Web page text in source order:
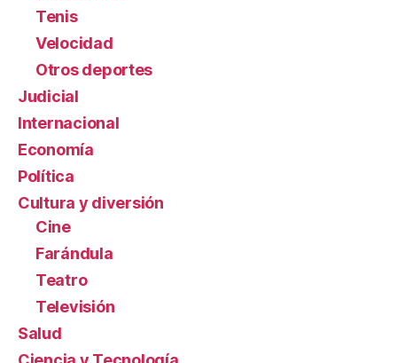
Tenis
Velocidad
Otros deportes
Judicial
Internacional
Economía
Política
Cultura y diversión
Cine
Farándula
Teatro
Televisión
Salud